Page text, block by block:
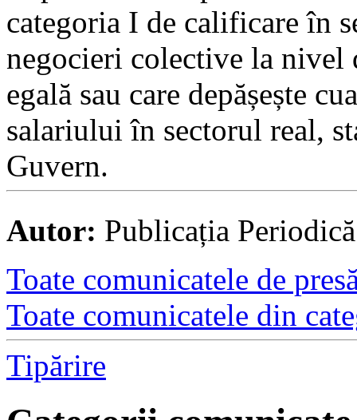
categoria I de calificare în
negocieri colective la nivel
egală sau care depășește
salariului în sectorul real,
Guvern.
Autor: Publicația
Toate comunicatele de
Toate comunicatele din
Tipărire